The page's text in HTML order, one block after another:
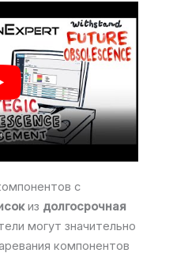
с
из долгосрочная
могут значительно
компонентов